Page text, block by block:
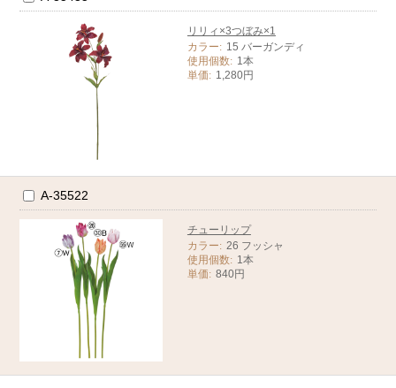
リリィ×3つぼみ×1
カラー: 15 バーガンディ
使用個数: 1本
単価: 1,280円
A-35522
チューリップ
カラー: 26 フッシャ
使用個数: 1本
単価: 840円